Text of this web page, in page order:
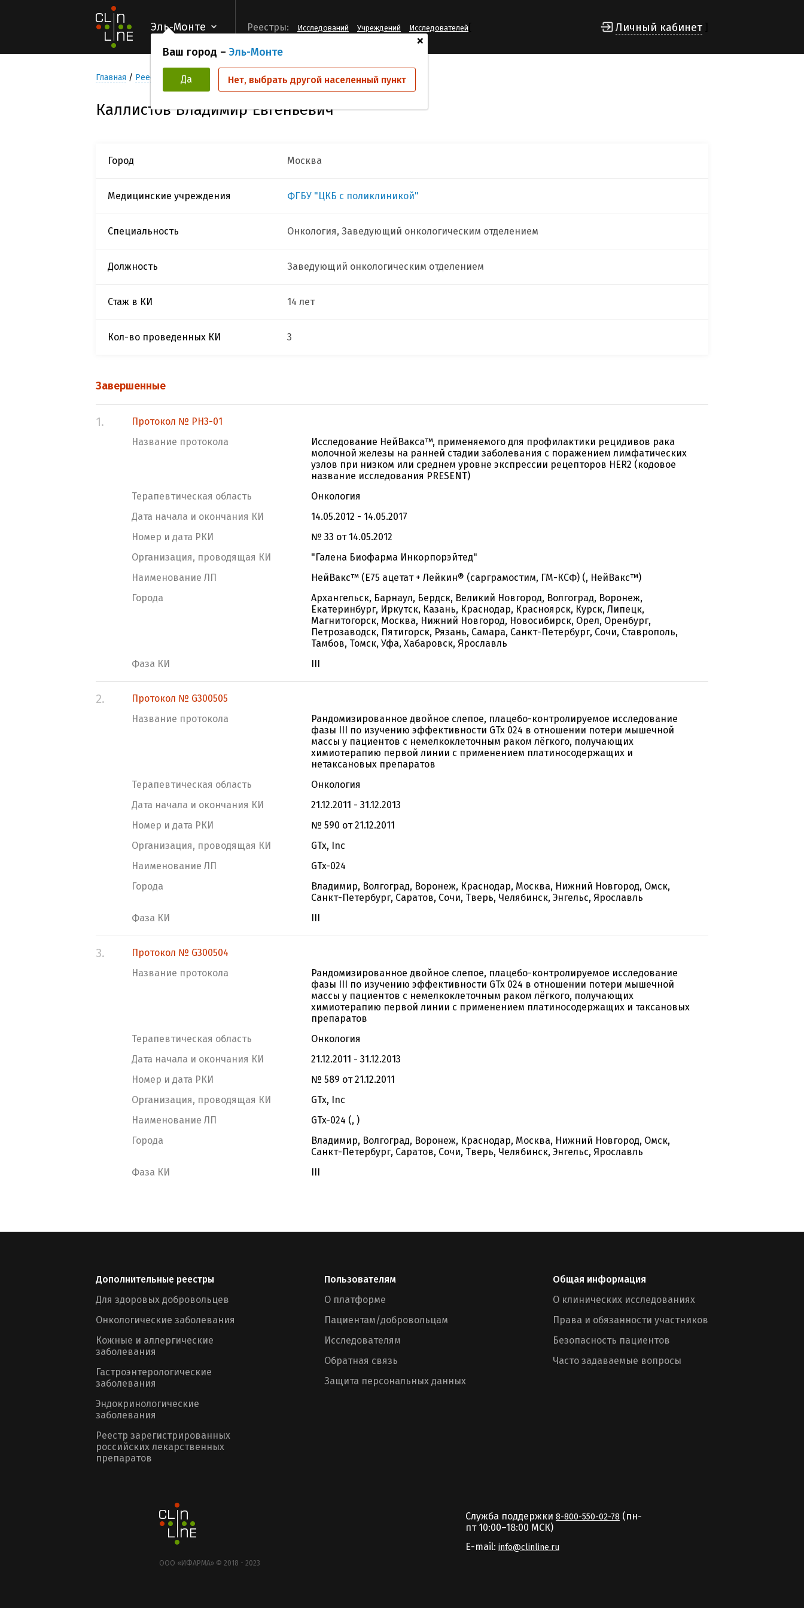
Эль-Монте
+
Ваш город – Эль-Монте
Да Нет, выбрать другой населенный пункт
Реестры: Исследований Учреждений Исследователей Личный кабинет
Главная Реестр Исследователей Каллистов Владимир Евгеньевич
Каллистов Владимир Евгеньевич
Город Москва
Медицинские учреждения ФГБУ "ЦКБ с поликлиникой"
Специальность Онкология, Заведующий онкологическим отделением
Должность Заведующий онкологическим отделением
Стаж в КИ 14 лет
Кол-во проведенных КИ 3
Завершенные
1.
Протокол № PH3-01
Название протокола
Исследование НейВакса™, применяемого для профилактики рецидивов рака
молочной железы на ранней стадии заболевания с поражением лимфатических
узлов при низком или среднем уровне экспрессии рецепторов HER2 (кодовое
название исследования PRESENT)
Терапевтическая область
Онкология
Дата начала и окончания КИ
14.05.2012 - 14.05.2017
Номер и дата РКИ
№ 33 от 14.05.2012
Организация, проводящая КИ
"Галена Биофарма Инкорпорэйтед"
Наименование ЛП
НейВакс™ (E75 ацетат + Лейкин® (сарграмостим, ГМ-КСФ) (, НейВакс™)
Города
Архангельск, Барнаул, Бердск, Великий Новгород, Волгоград, Воронеж,
Екатеринбург, Иркутск, Казань, Краснодар, Красноярск, Курск, Липецк,
Магнитогорск, Москва, Нижний Новгород, Новосибирск, Орел, Оренбург,
Петрозаводск, Пятигорск, Рязань, Самара, Санкт-Петербург, Сочи, Ставрополь,
Тамбов, Томск, Уфа, Хабаровск, Ярославль
Фаза КИ
III
2.
Протокол № G300505
Название протокола
Рандомизированное двойное слепое, плацебо-контролируемое исследование
фазы III по изучению эффективности GTx 024 в отношении потери мышечной
массы у пациентов с немелкоклеточным раком лёгкого, получающих
химиотерапию первой линии с применением платиносодержащих и
нетаксановых препаратов
Терапевтическая область
Онкология
Дата начала и окончания КИ
21.12.2011 - 31.12.2013
Номер и дата РКИ
№ 590 от 21.12.2011
Организация, проводящая КИ
GTx, Inc
Наименование ЛП
GTx-024
Города
Владимир, Волгоград, Воронеж, Краснодар, Москва, Нижний Новгород, Омск,
Санкт-Петербург, Саратов, Сочи, Тверь, Челябинск, Энгельс, Ярославль
Фаза КИ
III
3.
Протокол № G300504
Название протокола
Рандомизированное двойное слепое, плацебо-контролируемое исследование
фазы III по изучению эффективности GTx 024 в отношении потери мышечной
массы у пациентов с немелкоклеточным раком лёгкого, получающих
химиотерапию первой линии с применением платиносодержащих и таксановых
препаратов
Терапевтическая область
Онкология
Дата начала и окончания КИ
21.12.2011 - 31.12.2013
Номер и дата РКИ
№ 589 от 21.12.2011
Организация, проводящая КИ
GTx, Inc
Наименование ЛП
GTx-024 (, )
Города
Владимир, Волгоград, Воронеж, Краснодар, Москва, Нижний Новгород, Омск,
Санкт-Петербург, Саратов, Сочи, Тверь, Челябинск, Энгельс, Ярославль
Фаза КИ
III
Дополнительные реестры
Для здоровых добровольцев
Онкологические заболевания
Кожные и аллергические
заболевания
Гастроэнтерологические
заболевания
Эндокринологические
заболевания
Реестр зарегистрированных
российских лекарственных
препаратов
Пользователям
О платформе
Пациентам/добровольцам
Исследователям
Обратная связь
Защита персональных данных
Общая информация
О клинических исследованиях
Права и обязанности участников
Безопасность пациентов
Часто задаваемые вопросы
ООО «ИФАРМА» © 2018 - 2023
Служба поддержки 8-800-550-02-78 (пн-
пт 10:00–18:00 MCК)
E-mail: info@clinline.ru